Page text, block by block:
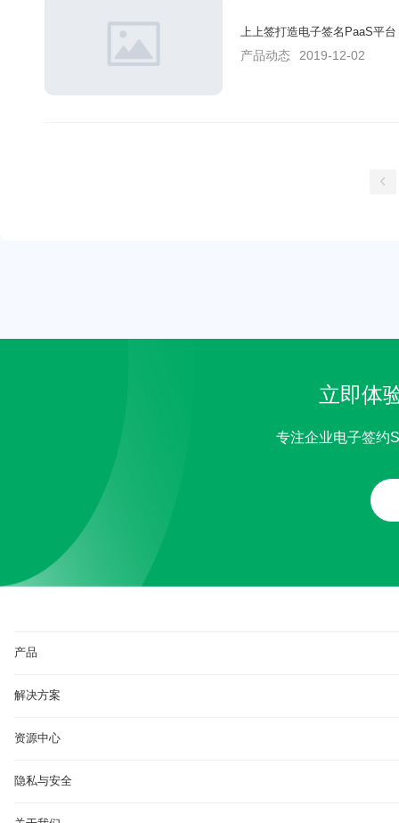
上上签打造电子签名PaaS平
产品动态 2019-12-02
立即体
专注企业电子签约
产品
解决方案
资源中心
隐私与安全